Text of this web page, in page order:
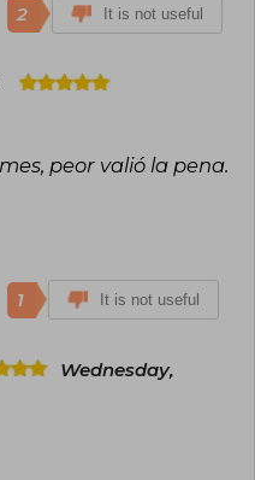
2 It is not useful
peor valió la pena.
1 It is not useful
Wednesday,